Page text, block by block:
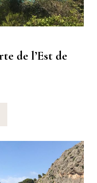
de l’Est de